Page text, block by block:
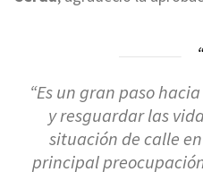
“Es un gran paso
y resguardar las
situación de calle
principal